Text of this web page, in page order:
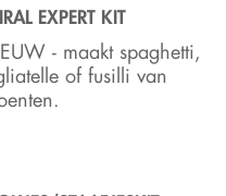
EXPERT KIT
- maakt spaghetti,
of fusilli van